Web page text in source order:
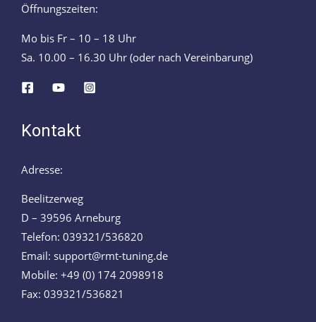
Öffnungszeiten:
Mo bis Fr – 10 – 18 Uhr
Sa. 10.00 – 16.30 Uhr (oder nach Vereinbarung)
Kontakt
Adresse:
Beelitzerweg
D – 39596 Arneburg
Telefon: 039321/536820
Email: support@rmt-tuning.de
Mobile: +49 (0) 174 2098918
Fax: 039321/536821